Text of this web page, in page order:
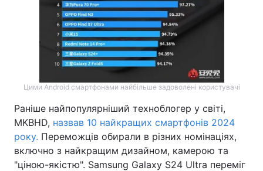
Цими Android смартфонами найбільше задоволені користувачі
Раніше найпопулярніший техноблогер у світі,
MKBHD, назвав 10 найкращих смартфонів 2024
року. Переможців обирали в різних номінаціях,
включно з найкращим дизайном, камерою та
"ціною-якістю". Samsung Galaxy S24 Ultra переміг